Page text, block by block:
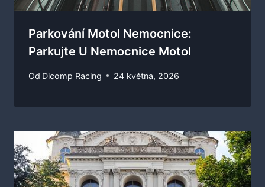
Parkování Motol Nemocnice:
Parkujte U Nemocnice Motol
Od Dicomp Racing 24 května, 2026